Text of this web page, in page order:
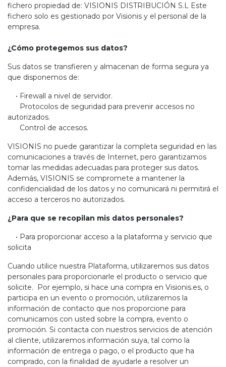
fichero propiedad de: VISIONIS DISTRIBUCIÓN S.L Este
fichero solo es gestionado por Visionis y el personal de la
empresa.
¿Cómo protegemos sus datos?
Sus datos se transfieren y almacenan de forma segura ya
que disponemos de:
• Firewall a nivel de servidor.
Protocolos de seguridad para prevenir accesos no
autorizados.
Control de accesos.
VISIONIS no puede garantizar la completa seguridad en las
comunicaciones a través de Internet, pero garantizamos
tomar las medidas adecuadas para proteger sus datos.
Además, VISIONIS se compromete a mantener la
confidencialidad de los datos y no comunicará ni permitirá el
acceso a terceros no autorizados.
¿Para que se recopilan mis datos personales?
• Para proporcionar acceso a la plataforma y servicio que
solicita
Cuando utilice nuestra Plataforma, utilizaremos sus datos
personales para proporcionarle el producto o servicio que
solicite. Por ejemplo, si hace una compra en Visionis.es, o
participa en un evento o promoción, utilizaremos la
información de contacto que nos proporcione para
comunicarnos con usted sobre la compra, evento o
promoción. Si contacta con nuestros servicios de atención
al cliente, utilizaremos información suya, tal como la
información de entrega o pago, o el producto que ha
comprado, con la finalidad de ayudarle a resolver un